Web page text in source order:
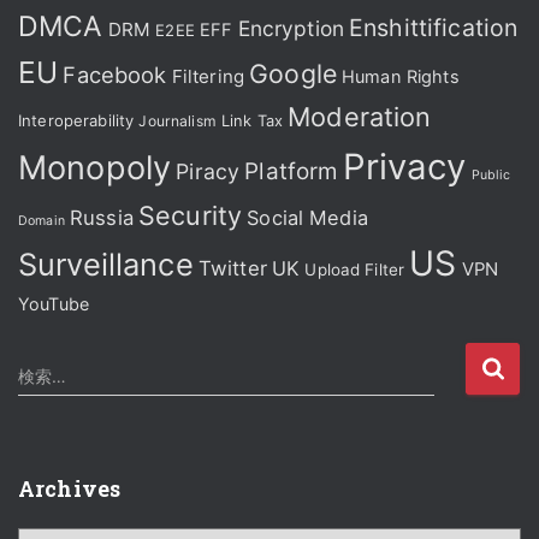
DMCA DRM E2EE EFF Encryption Enshittification
EU Facebook Filtering Google Human Rights
Interoperability Journalism Link Tax Moderation
Monopoly Piracy Platform Privacy Public
Domain Russia Security Social Media
Surveillance Twitter UK Upload Filter US VPN
YouTube
検
索
検索…
Archives